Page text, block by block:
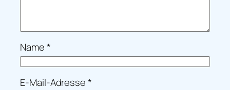
Name*
E-Mail-Adresse*